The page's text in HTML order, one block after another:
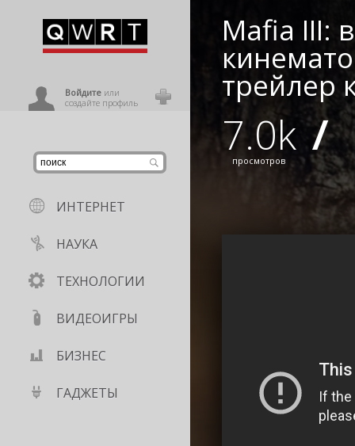
Войдитеили
создайте профиль
ИНТЕРНЕТ
НАУКА
ТЕХНОЛОГИИ
ВИДЕОИГРЫ
БИЗНЕС
ГАДЖЕТЫ
Mafia III:
трейлер
7.0k
просмотров /